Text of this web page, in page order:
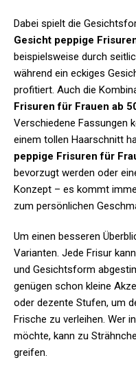
Dabei spielt die
Gesicht peppige
beispielsweise durch
während ein eckiges
profitiert. Auch die
Frisuren für Frauen ab
Verschiedene Fassungen
einem tollen Haarschnitt
peppige Frisuren für
bevorzugt werden oder
Konzept – es kommt
zum persönlichen
Um einen besseren
Varianten. Jede Frisur
und Gesichtsform
genügen schon kleine
oder dezente Stufen, um
Frische zu verleihen. Wer
möchte, kann zu
greifen.